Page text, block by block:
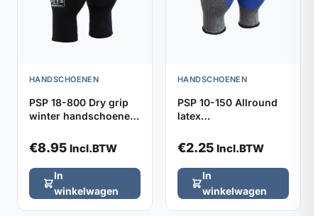
HANDSCHOENEN
PSP 18-800 Dry grip
winter handschoenen
€8.95 Incl.BTW
In
winkelwagen
HANDSCHOENEN
PSP 10-150 Allround
latex
blauw (maat 7)
€2.25 Incl.BTW
In
winkelwagen